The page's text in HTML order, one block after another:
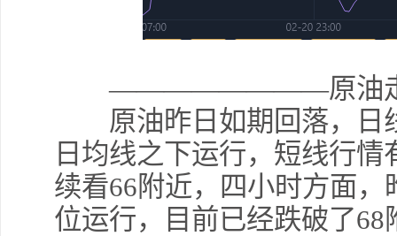
————————原油走
原油昨日如期回落，日
日均线之下运行，短线行
续看66附近，四小时方面
位运行，目前已经跌破了